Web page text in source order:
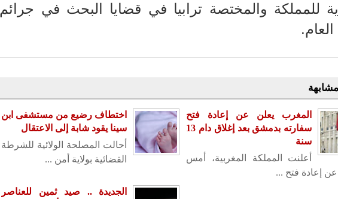
للمملكة والمختصة ترابيا في قضايا البحث في جرائم
العام.
المغرب يعلن عن إعادة فتح
سفارته بدمشق بعد إغلاق دام 13
سنة
أعلنت المملكة المغربية، أمس
عن إعادة فتح ...
اختطاف رضيع من مستشفى ابن
سينا يقود شابة إلى الاعتقال
أحالت المصلحة الولائية للشرطة
القضائية بولاية أمن ...
الجديدة .. صيد ثمين للعناصر